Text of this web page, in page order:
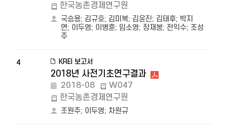
한국농촌경제연구원
국승용; 김규호; 김미복; 김윤진; 김태후; 박지
연; 이두영; 이병훈; 임소영; 장재봉; 전익수; 조성
주
4 KREI 보고서
2018년 사전기초연구결과
2018-08
W047
한국농촌경제연구원
조원주; 이두영; 차원규